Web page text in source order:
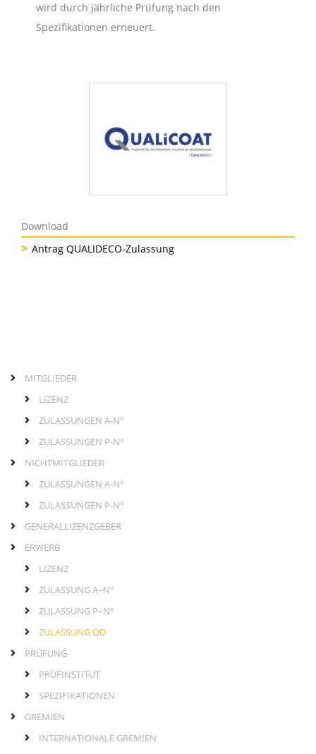
wird durch jährliche Prüfung nach den
Spezifikationen erneuert.
Download
Antrag QUALIDECO-Zulassung
LinksMITGLIEDER
LIZENZ
ZULASSUNGEN A-N°
ZULASSUNGEN P-N°
NICHTMITGLIEDER
ZULASSUNGEN A-N°
ZULASSUNGEN P-N°
GENERALLIZENZGEBER
ERWERB
LIZENZ
ZULASSUNG A–N°
ZULASSUNG P–N°
ZULASSUNG QD
PRÜFUNG
PRÜFINSTITUT
SPEZIFIKATIONEN
GREMIEN
INTERNATIONALE GREMIEN